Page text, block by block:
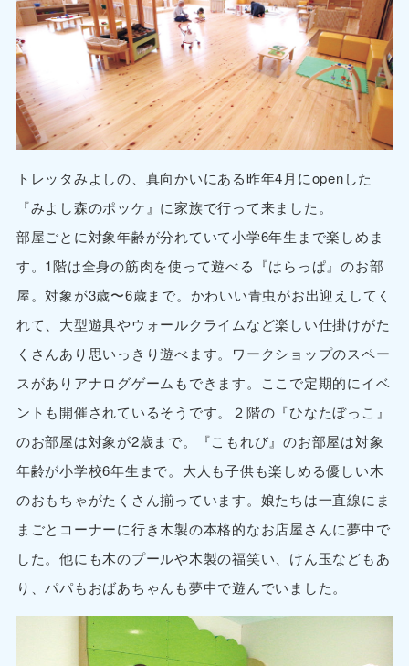
トレッタみよしの、真向かいにある昨年4月にopenした
『みよし森のポッケ』に家族で行って来ました。
部屋ごとに対象年齢が分れていて小学6年生まで楽しめま
す。1階は全身の筋肉を使って遊べる『はらっぱ』のお部
屋。対象が3歳〜6歳まで。かわいい青虫がお出迎えしてく
れて、大型遊具やウォールクライムなど楽しい仕掛けがた
くさんあり思いっきり遊べます。ワークショップのスペー
スがありアナログゲームもできます。ここで定期的にイベ
ントも開催されているそうです。２階の『ひなたぼっこ』
のお部屋は対象が2歳まで。『こもれび』のお部屋は対象
年齢が小学校6年生まで。大人も子供も楽しめる優しい木
のおもちゃがたくさん揃っています。娘たちは一直線にま
まごとコーナーに行き木製の本格的なお店屋さんに夢中で
した。他にも木のプールや木製の福笑い、けん玉などもあ
り、パパもおばあちゃんも夢中で遊んでいました。